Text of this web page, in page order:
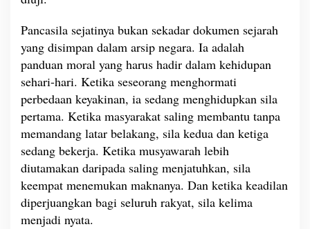
Pancasila sejatinya bukan sekadar dokumen sejarah
yang disimpan dalam arsip negara. Ia adalah
panduan moral yang harus hadir dalam kehidupan
sehari-hari. Ketika seseorang menghormati
perbedaan keyakinan, ia sedang menghidupkan sila
pertama. Ketika masyarakat saling membantu tanpa
memandang latar belakang, sila kedua dan ketiga
sedang bekerja. Ketika musyawarah lebih
diutamakan daripada saling menjatuhkan, sila
keempat menemukan maknanya. Dan ketika keadilan
diperjuangkan bagi seluruh rakyat, sila kelima
menjadi nyata.